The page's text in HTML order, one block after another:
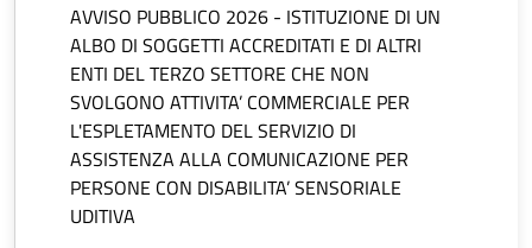
AVVISO PUBBLICO 2026 - ISTITUZIONE DI UN
ALBO DI SOGGETTI ACCREDITATI E DI ALTRI
ENTI DEL TERZO SETTORE CHE NON
SVOLGONO ATTIVITA’ COMMERCIALE PER
L'ESPLETAMENTO DEL SERVIZIO DI
ASSISTENZA ALLA COMUNICAZIONE PER
PERSONE CON DISABILITA’ SENSORIALE
UDITIVA